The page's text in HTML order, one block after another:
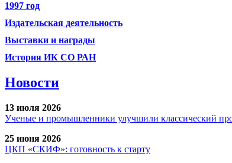
1997 год
Издательская деятельность
Выставки и награды
История ИК СО РАН
Новости
13 июля 2026
Ученые и промышленники улучшили классический
25 июня 2026
ЦКП «СКИФ»: готовность к старту